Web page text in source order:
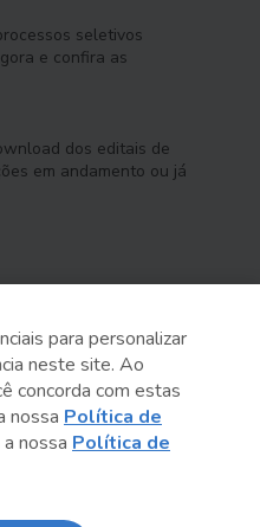
seletivos
e confira as
dos editais de
em andamento ou já
de São Paulo
para personalizar
neste site. Ao
concorda com estas
nossa Política de
nossa Política de